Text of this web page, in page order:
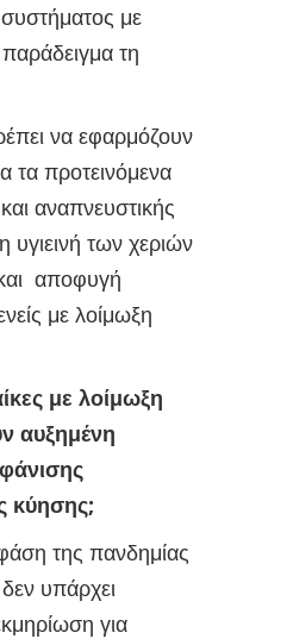
με
τη
να εφαρμόζουν
τα προτεινόμενα
αναπνευστικής
υγιεινή των χεριών
αποφυγή
με λοίμωξη
με λοίμωξη
αυξημένη
κύησης;
της πανδημίας
υπάρχει
για